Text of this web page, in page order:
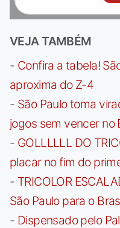
VEJA TAMBÉM
- Confira a tabela!
aproxima do Z-4
- São Paulo toma
jogos sem vencer no
- GOLLLLLL DO
placar no fim do
- TRICOLOR
São Paulo para o
- Dispensado pelo